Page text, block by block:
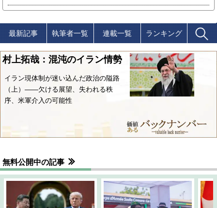
最新記事 執筆者一覧 連載一覧 ランキング
村上拓哉：混沌のイラン情勢
イラン現体制が迷い込んだ政治の隘路
（上）――欠ける展望、失われる秩
序、米軍介入の可能性
無料公開中の記事